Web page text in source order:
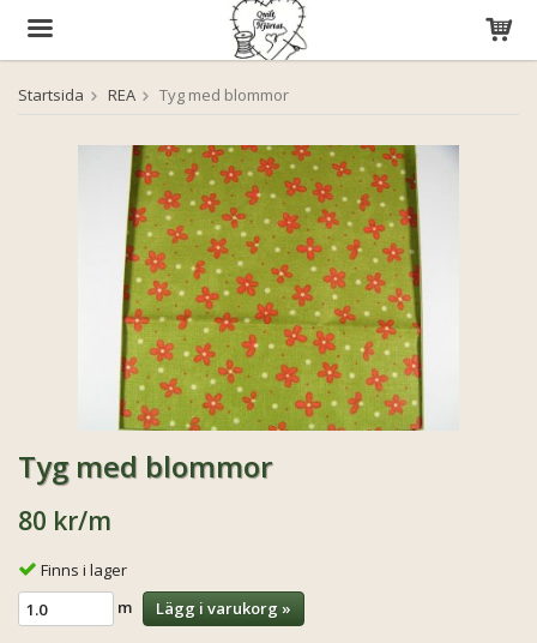
Produkten har blivit tillagd i varukorgen
Startsida REA Tyg med blommor
Tyg med blommor
80 kr/m
Finns i lager
m
Lägg i varukorg »